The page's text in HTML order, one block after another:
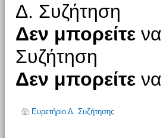
Δ. Συζήτηση
Δεν μπορείτενα
Συζήτηση
Δεν μπορείτενα
Ευρετήριο Δ. Συζήτησης